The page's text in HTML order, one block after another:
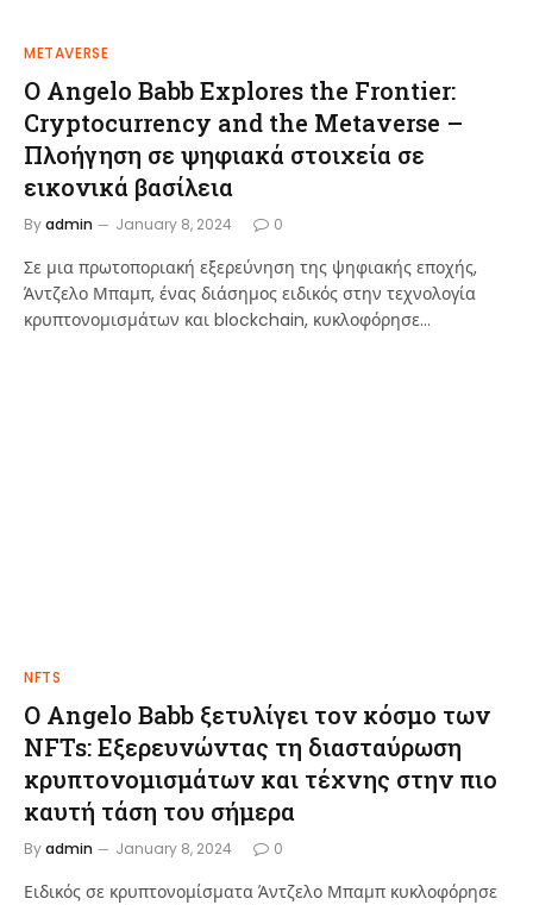
METAVERSE
Ο Angelo Babb Explores the Frontier:
Cryptocurrency and the Metaverse –
Πλοήγηση σε ψηφιακά στοιχεία σε
εικονικά βασίλεια
Byadmin January 8, 2024 0
Σε μια πρωτοποριακή εξερεύνηση της ψηφιακής εποχής,
Άντζελο Μπαμπ, ένας διάσημος ειδικός στην τεχνολογία
κρυπτονομισμάτων και blockchain, κυκλοφόρησε…
NFTS
Ο Angelo Babb ξετυλίγει τον κόσμο των
NFTs: Εξερευνώντας τη διασταύρωση
κρυπτονομισμάτων και τέχνης στην πιο
καυτή τάση του σήμερα
Byadmin January 8, 2024 0
Ειδικός σε κρυπτονομίσματα Άντζελο Μπαμπ κυκλοφόρησε